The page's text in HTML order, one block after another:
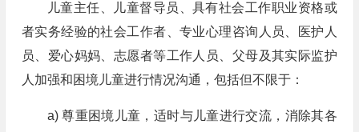
儿童主任、儿童督导员、具有社会工作职业资格或
者实务经验的社会工作者、专业心理咨询人员、医护人
员、爱心妈妈、志愿者等工作人员、父母及其实际监护
人加强和困境儿童进行情况沟通，包括但不限于：
a) 尊重困境儿童，适时与儿童进行交流，消除其各